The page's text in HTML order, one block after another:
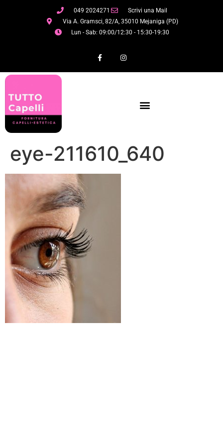
049 2024271
Scrivi una Mail
Via A. Gramsci, 82/A, 35010 Mejaniga (PD)
Lun - Sab: 09:00/12:30 - 15:30-19:30
eye-211610_640